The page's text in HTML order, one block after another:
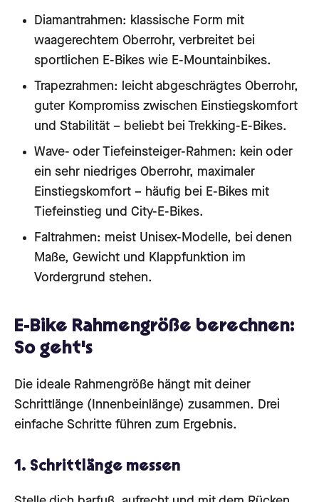
Diamantrahmen: klassische Form mit
waagerechtem Oberrohr, verbreitet bei
sportlichen E-Bikes wie E-Mountainbikes.
Trapezrahmen: leicht abgeschrägtes Oberrohr,
guter Kompromiss zwischen Einstiegskomfort
und Stabilität – beliebt bei Trekking-E-Bikes.
Wave- oder Tiefeinsteiger-Rahmen: kein oder
ein sehr niedriges Oberrohr, maximaler
Einstiegskomfort – häufig bei E-Bikes mit
Tiefeinstieg und City-E-Bikes.
Faltrahmen: meist Unisex-Modelle, bei denen
Maße, Gewicht und Klappfunktion im
Vordergrund stehen.
E-Bike Rahmengröße berechnen:
So geht's
Die ideale Rahmengröße hängt mit deiner
Schrittlänge (Innenbeinlänge) zusammen. Drei
einfache Schritte führen zum Ergebnis.
1. Schrittlänge messen